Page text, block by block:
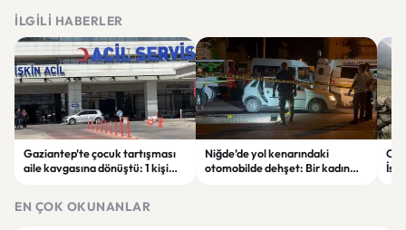
İLGILI HABERLER
Gaziantep’te çocuk tartışması
aile kavgasına dönüştü: 1 kişi
Niğde’de yol kenarındaki
otomobilde dehşet: Bir kadın
EN ÇOK OKUNANLAR